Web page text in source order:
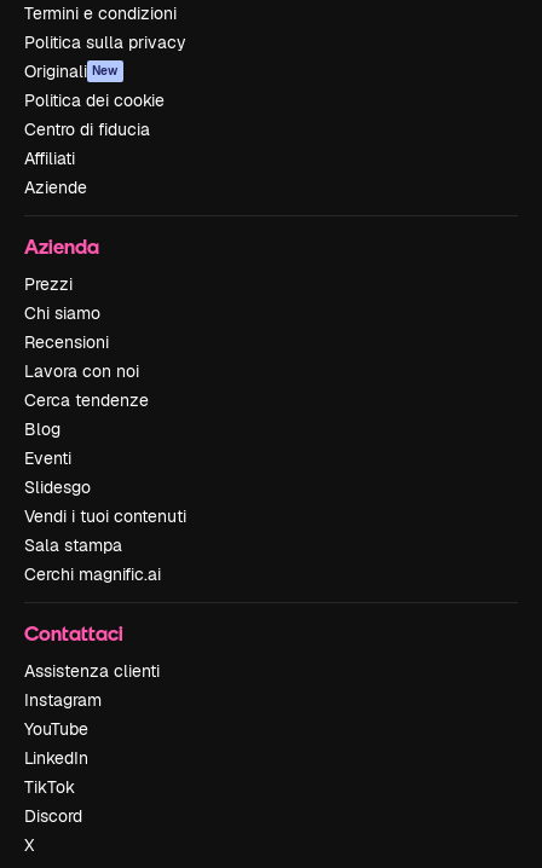
Termini e condizioni
Politica sulla privacy
Originali New
Politica dei cookie
Centro di fiducia
Affiliati
Aziende
Azienda
Prezzi
Chi siamo
Recensioni
Lavora con noi
Cerca tendenze
Blog
Eventi
Slidesgo
Vendi i tuoi contenuti
Sala stampa
Cerchi magnific.ai
Contattaci
Assistenza clienti
Instagram
YouTube
LinkedIn
TikTok
Discord
X